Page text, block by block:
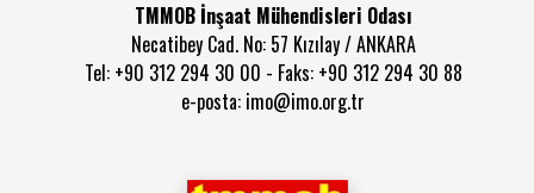
TMMOB İnşaat Mühendisleri Odası
Necatibey Cad. No: 57 Kızılay / ANKARA
Tel: +90 312 294 30 00 - Faks: +90 312 294 30 88
e-posta: imo@imo.org.tr